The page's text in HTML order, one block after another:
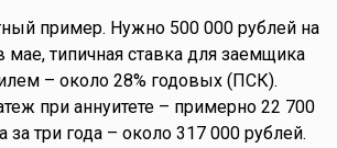
пример. Нужно 500 000 рублей на
мае, типичная ставка для заемщика
– около 28% годовых (ПСК).
при аннуитете – примерно 22 700
за три года – около 317 000 рублей.